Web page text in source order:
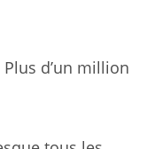
d’un million